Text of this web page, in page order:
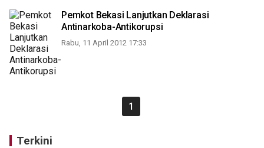
Pemkot Bekasi Lanjutkan Deklarasi
Antinarkoba-Antikorupsi
Rabu, 11 April 2012 17:33
1
Terkini